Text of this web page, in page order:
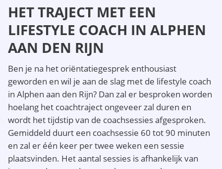
HET TRAJECT MET EEN
LIFESTYLE COACH IN ALPHEN
AAN DEN RIJN
Ben je na het oriëntatiegesprek enthousiast
geworden en wil je aan de slag met de lifestyle coach
in Alphen aan den Rijn? Dan zal er besproken worden
hoelang het coachtraject ongeveer zal duren en
wordt het tijdstip van de coachsessies afgesproken.
Gemiddeld duurt een coachsessie 60 tot 90 minuten
en zal er één keer per twee weken een sessie
plaatsvinden. Het aantal sessies is afhankelijk van